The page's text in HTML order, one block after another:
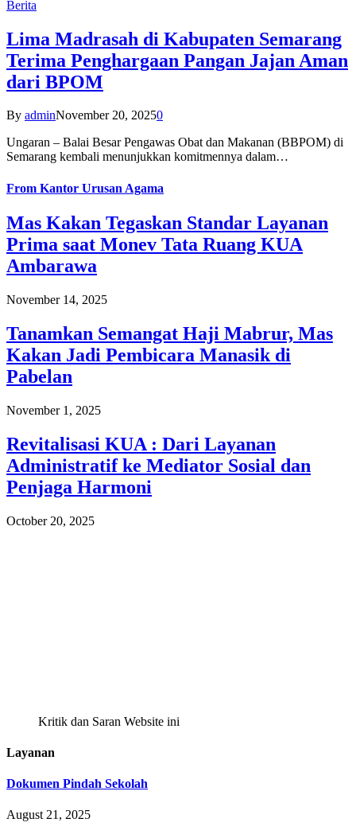
Berita
Lima Madrasah di Kabupaten Semarang
Terima Penghargaan Pangan Jajan Aman
dari BPOM
By adminNovember 20, 20250
Ungaran – Balai Besar Pengawas Obat dan Makanan (BBPOM) di
Semarang kembali menunjukkan komitmennya dalam…
From Kantor Urusan Agama
Mas Kakan Tegaskan Standar Layanan
Prima saat Monev Tata Ruang KUA
Ambarawa
November 14, 2025
Tanamkan Semangat Haji Mabrur, Mas
Kakan Jadi Pembicara Manasik di
Pabelan
November 1, 2025
Revitalisasi KUA : Dari Layanan
Administratif ke Mediator Sosial dan
Penjaga Harmoni
October 20, 2025
Kritik dan Saran Website ini
Layanan
Dokumen Pindah Sekolah
August 21, 2025